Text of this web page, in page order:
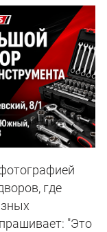
где
"Это